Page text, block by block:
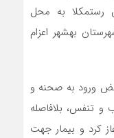
رستمکلا به محل
بهشهر اعزام
ورود به صحنه و
تنفس، بلافاصله
کرد و بیمار جهت